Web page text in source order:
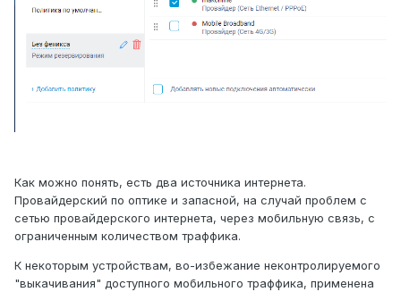
Как можно понять, есть два источника интернета.
Провайдерский по оптике и запасной, на случай проблем с
сетью провайдерского интернета, через мобильную связь, с
ограниченным количеством траффика.
К некоторым устройствам, во-избежание неконтролируемого
"выкачивания" доступного мобильного траффика, применена